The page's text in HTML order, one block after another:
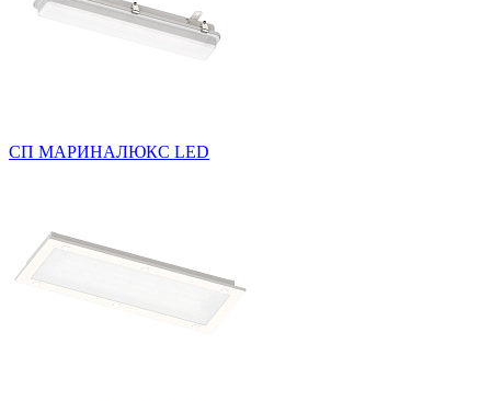
СП МАРИНАЛЮКС LED